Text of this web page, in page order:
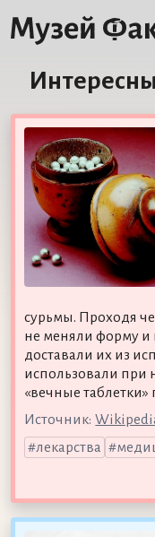
сурьмы. Проходя
не меняли форму и
доставали их из
использовали при
«вечные таблетки»
Источник:
лекарства